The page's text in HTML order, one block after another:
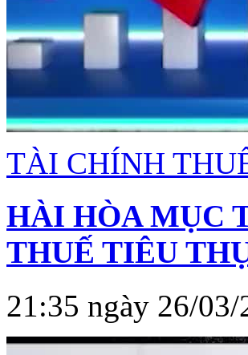
TÀI CHÍNH
HÀI HÒA MỤC
THUẾ TIÊU
21:35 ngày 26/03/